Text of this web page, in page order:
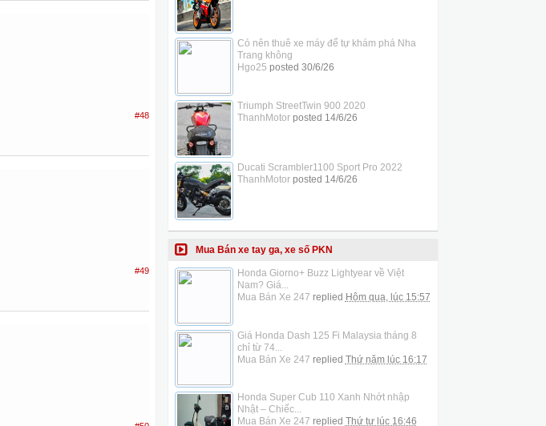
#48
#49
Có nên thuê xe máy để tự khám phá Nha
Trang không
Hgo25 posted 30/6/26
Triumph StreetTwin 900 2020
ThanhMotorposted 14/6/26
Ducati Scrambler1100 Sport Pro 2022
ThanhMotorposted 14/6/26
Mua Bán xe tay ga, xe số PKN
Honda Giorno+ Buzz Lightyear về Việt
Nam? Giá...
Mua Bán Xe 247 replied Hôm qua, lúc 15:57
Giá Honda Dash 125 Fi Malaysia tháng 8
chỉ từ 74...
Mua Bán Xe 247 replied Thứ năm lúc 16:17
Honda Super Cub 110 Xanh Nhớt nhập
Nhật – Chiếc...
Mua Bán Xe 247 replied Thứ tư lúc 16:46